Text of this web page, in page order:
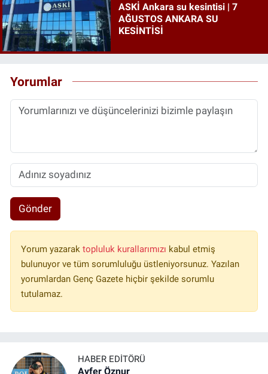
ASKİ Ankara su kesintisi | 7
AĞUSTOS ANKARA SU
KESİNTİSİ
Yorumlar
Gönder
Yorum yazarak topluluk kurallarımızı kabul etmiş
bulunuyor ve tüm sorumluluğu üstleniyorsunuz. Yazılan
yorumlardan Genç Gazete hiçbir şekilde sorumlu
tutulamaz.
HABER EDITÖRÜ
Ayfer Öznur